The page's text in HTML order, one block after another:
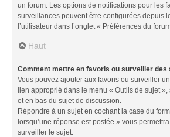
un forum. Les options de notifications pour les
surveillances peuvent être configurées depuis
l’utilisateur dans l’onglet « Préférences du
Haut
Comment mettre en favoris ou surveiller des
Vous pouvez ajouter aux favoris ou surveiller
lien approprié dans le menu « Outils de sujet
et en bas du sujet de discussion.
Répondre à un sujet en cochant la case du
lorsqu’une réponse est postée » vous
surveiller le sujet.